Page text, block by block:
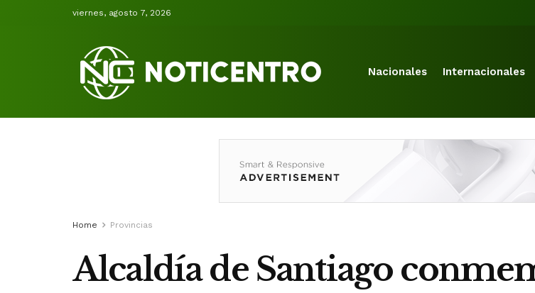
viernes, agosto 7, 2026
Nacionales Internacionales
Home Provincias
Alcaldía de Santiago